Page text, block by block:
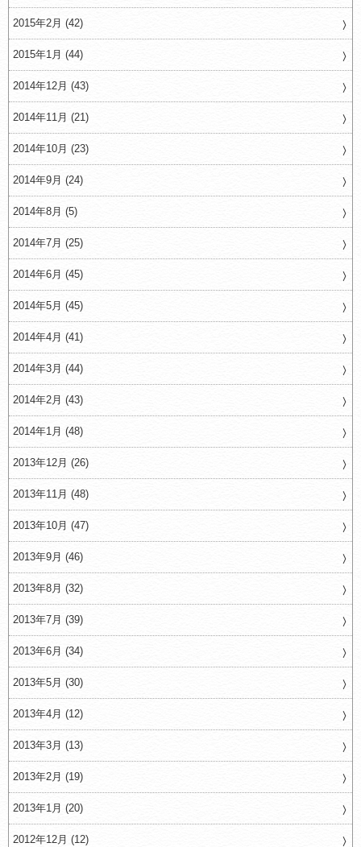
2015年2月 (42)
2015年1月 (44)
2014年12月 (43)
2014年11月 (21)
2014年10月 (23)
2014年9月 (24)
2014年8月 (5)
2014年7月 (25)
2014年6月 (45)
2014年5月 (45)
2014年4月 (41)
2014年3月 (44)
2014年2月 (43)
2014年1月 (48)
2013年12月 (26)
2013年11月 (48)
2013年10月 (47)
2013年9月 (46)
2013年8月 (32)
2013年7月 (39)
2013年6月 (34)
2013年5月 (30)
2013年4月 (12)
2013年3月 (13)
2013年2月 (19)
2013年1月 (20)
2012年12月 (12)